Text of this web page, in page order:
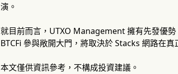
演。
就目前而言，UTXO Management 擁有先發優
BTCFi 參與敞開大門，將取決於 Stacks 網路在真
本文僅供資訊參考，不構成投資建議。